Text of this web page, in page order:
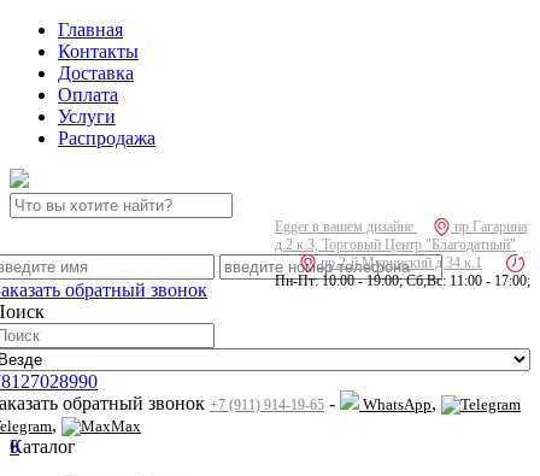
Главная
Контакты
Доставка
Оплата
Услуги
Распродажа
Egger в вашем дизайне
пр.Гагарина
д.2 к.3, Торговый Центр "Благодатный"
пр.2-й Муринский д.34 к.1
Пн-Пт: 10:00 - 19:00; Сб,Вс: 11:00 - 17:00;
обратный звонок
обратный звонок +7 (911) 914-19-65 - WhatsApp,
, Max
0
Каталог